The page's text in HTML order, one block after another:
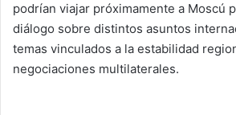
podrían viajar próximamente a Moscú
diálogo sobre distintos asuntos
temas vinculados a la estabilidad
negociaciones multilaterales.